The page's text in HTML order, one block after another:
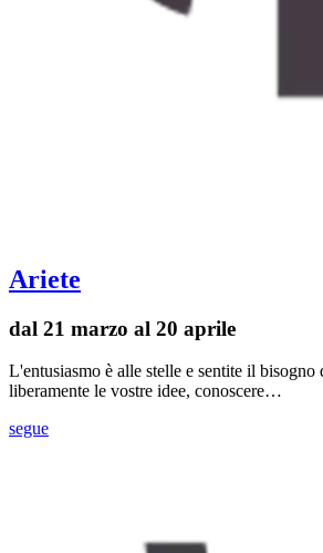
Ariete
dal 21 marzo al 20 aprile
L'entusiasmo è alle stelle e sentite il bisogno
liberamente le vostre idee, conoscere…
segue